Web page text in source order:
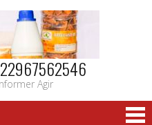
Agir